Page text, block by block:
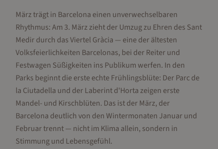
März trägt in Barcelona einen unverwechselbaren
Rhythmus: Am 3. März zieht der Umzug zu Ehren des Sant
Medir durch das Viertel Gràcia — eine der ältesten
Volksfeierlichkeiten Barcelonas, bei der Reiter und
Festwagen Süßigkeiten ins Publikum werfen. In den
Parks beginnt die erste echte Frühlingsblüte: Der Parc de
la Ciutadella und der Laberint d'Horta zeigen erste
Mandel- und Kirschblüten. Das ist der März, der
Barcelona deutlich von den Wintermonaten Januar und
Februar trennt — nicht im Klima allein, sondern in
Stimmung und Lebensgefühl.